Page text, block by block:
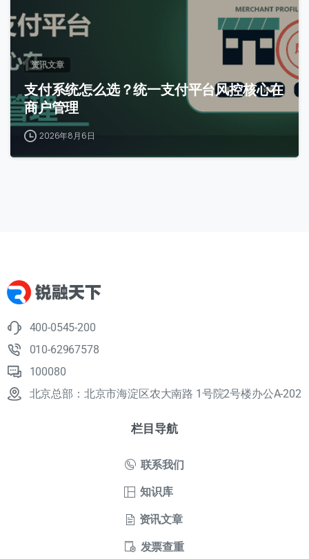
资讯文章
支付系统怎么选？统一支付平台风控核心在
商户管理
2026年8月6日
400-0545-200
010-62967578
100080
北京总部：北京市海淀区农大南路 1号院2号楼办公A-202
栏目导航
联系我们
知识库
资讯文章
发票查重